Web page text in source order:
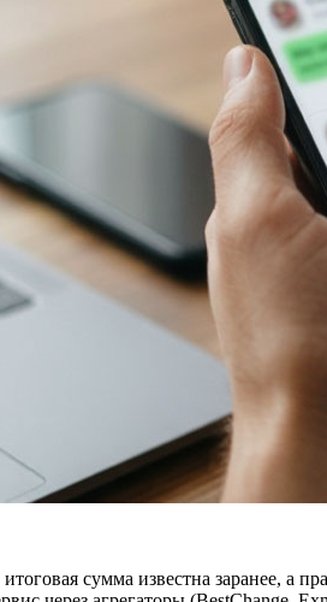
сумма известна заранее, а